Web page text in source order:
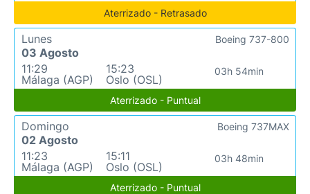
Aterrizado - Retrasado
Lunes
03 Agosto
11:29
Málaga (AGP)
15:23
Oslo (OSL)
03h 54min
Boeing 737-800
Aterrizado - Puntual
Domingo
02 Agosto
11:23
Málaga (AGP)
15:11
Oslo (OSL)
03h 48min
Boeing 737MAX
Aterrizado - Puntual